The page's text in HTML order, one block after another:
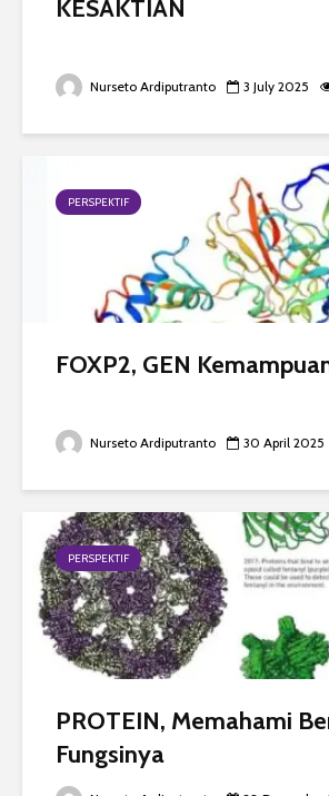
KESAKTIAN
Nurseto Ardiputranto 3 July 2025
PERSPEKTIF
FOXP2, GEN
Nurseto Ardiputranto 30 April 2025
PERSPEKTIF
PROTEIN, Memahami
Fungsinya